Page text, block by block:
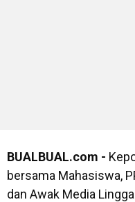
BUALBUAL.com -
bersama Mahasiswa,
dan Awak Media